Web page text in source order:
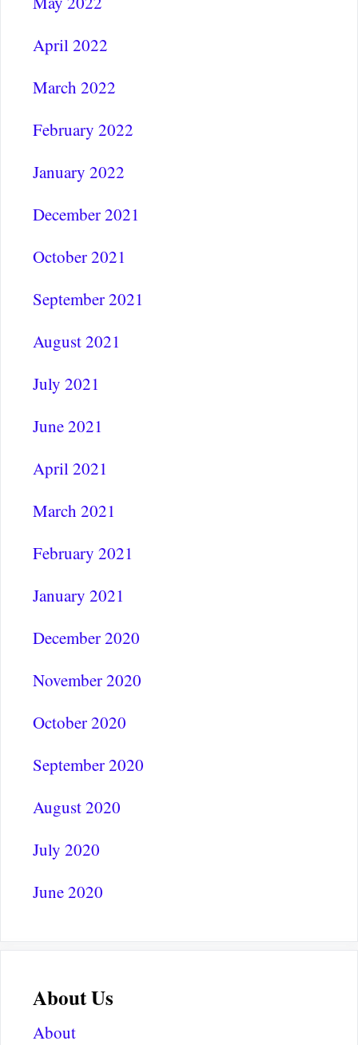
April 2022
March 2022
February 2022
January 2022
December 2021
October 2021
September 2021
August 2021
July 2021
June 2021
April 2021
March 2021
February 2021
January 2021
December 2020
November 2020
October 2020
September 2020
August 2020
July 2020
June 2020
About Us
About